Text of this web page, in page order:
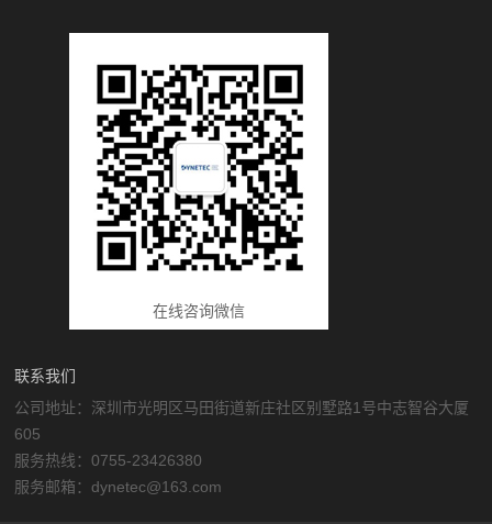
在线咨询微信
联系我们
公司地址：深圳市光明区马田街道新庄社区别墅路1号中志智谷大厦
605
服务热线：0755-23426380
服务邮箱：dynetec@163.com